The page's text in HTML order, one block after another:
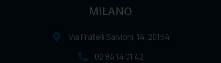
MILANO
Via Fratelli Salvioni, 14, 20154
02 84 14 01 42